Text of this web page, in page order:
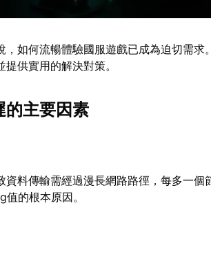
，如何流暢體驗國服遊戲已成為迫切需求
供實用的解決對策。
的主要因素
資料傳輸需經過漫長網路路徑，每多一個
的根本原因。